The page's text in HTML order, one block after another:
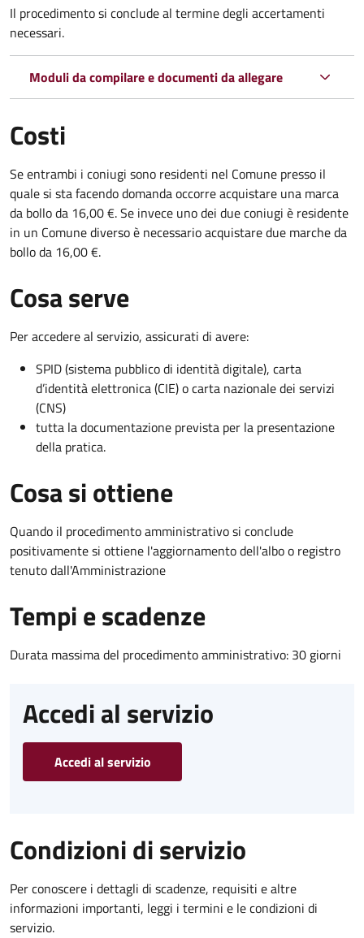
Il procedimento si conclude al termine degli accertamenti
necessari.
Moduli da compilare e documenti da allegare
Costi
Se entrambi i coniugi sono residenti nel Comune presso il
quale si sta facendo domanda occorre acquistare una marca
da bollo da 16,00 €. Se invece uno dei due coniugi è residente
in un Comune diverso è necessario acquistare due marche da
bollo da 16,00 €.
Cosa serve
Per accedere al servizio, assicurati di avere:
SPID (sistema pubblico di identità digitale), carta
d’identità elettronica (CIE) o carta nazionale dei servizi
(CNS)
tutta la documentazione prevista per la presentazione
della pratica.
Cosa si ottiene
Quando il procedimento amministrativo si conclude
positivamente si ottiene l'aggiornamento dell'albo o registro
tenuto dall'Amministrazione
Tempi e scadenze
Durata massima del procedimento amministrativo: 30 giorni
Accedi al servizio
Accedi al servizio
Condizioni di servizio
Per conoscere i dettagli di scadenze, requisiti e altre
informazioni importanti, leggi i termini e le condizioni di
servizio.